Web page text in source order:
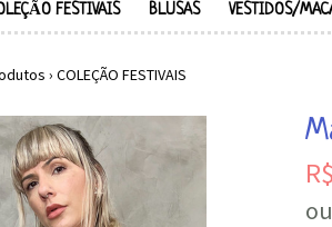
FESTIVAIS BLUSAS VESTIDOS/
› COLEÇÃO FESTIVAIS